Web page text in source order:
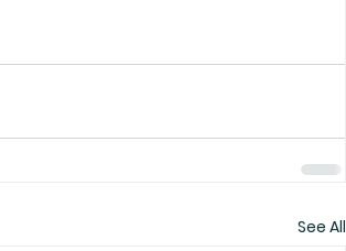
See All